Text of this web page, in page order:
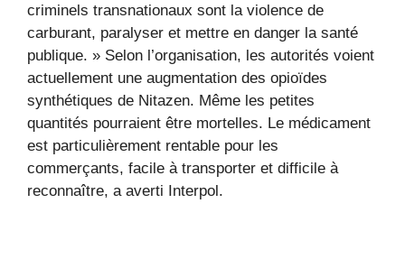
criminels transnationaux sont la violence de
carburant, paralyser et mettre en danger la santé
publique. » Selon l’organisation, les autorités voient
actuellement une augmentation des opioïdes
synthétiques de Nitazen. Même les petites
quantités pourraient être mortelles. Le médicament
est particulièrement rentable pour les
commerçants, facile à transporter et difficile à
reconnaître, a averti Interpol.